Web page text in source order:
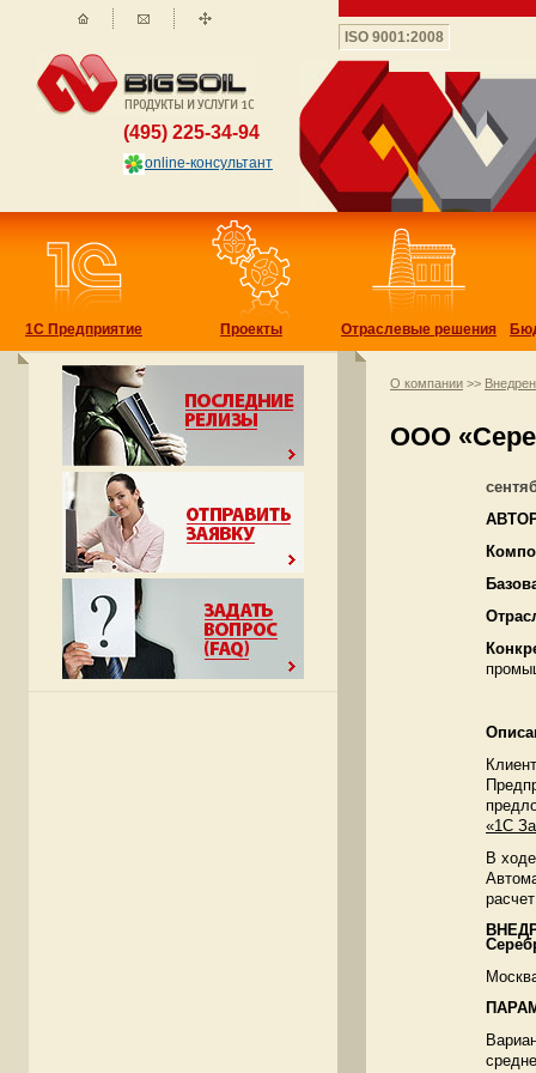
1С Предприятие Проекты Отраслевые решения
О компании >>
ООО
«1С
В
(495) 225-34-94
online-консультант
ISO 9001:2008